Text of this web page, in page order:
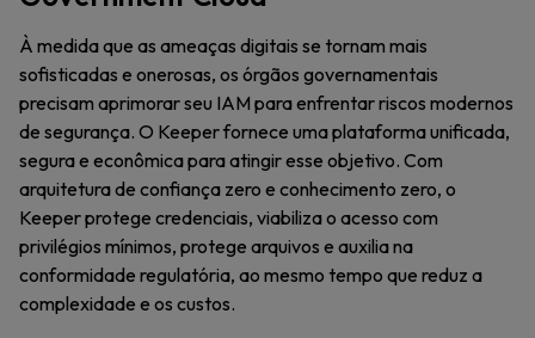
À medida que as ameaças digitais se tornam mais
sofisticadas e onerosas, os órgãos governamentais
precisam aprimorar seu IAM para enfrentar riscos modernos
de segurança. O Keeper fornece uma plataforma unificada,
segura e econômica para atingir esse objetivo. Com
arquitetura de confiança zero e conhecimento zero, o
Keeper protege credenciais, viabiliza o acesso com
privilégios mínimos, protege arquivos e auxilia na
conformidade regulatória, ao mesmo tempo que reduz a
complexidade e os custos.